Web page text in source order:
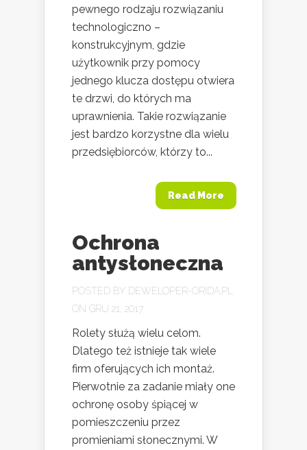
pewnego rodzaju rozwiązaniu
technologiczno –
konstrukcyjnym, gdzie
użytkownik przy pomocy
jednego klucza dostępu otwiera
te drzwi, do których ma
uprawnienia. Takie rozwiązanie
jest bardzo korzystne dla wielu
przedsiębiorców, którzy to...
Read More
Ochrona
antysłoneczna
POSTED BY DEWELOPER-ORIDA.PL
ON GRU 21, 2017
Rolety służą wielu celom.
Dlatego też istnieje tak wiele
firm oferujących ich montaż.
Pierwotnie za zadanie miały one
ochronę osoby śpiącej w
pomieszczeniu przez
promieniami słonecznymi. W